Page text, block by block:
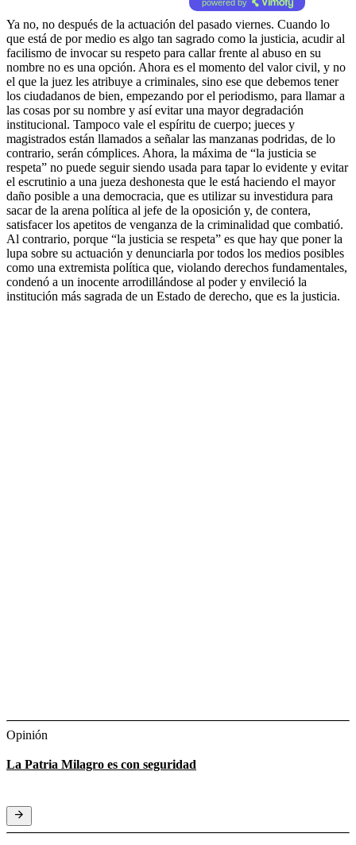
powered by
Ya no, no después de la actuación del pasado viernes. Cuando lo
que está de por medio es algo tan sagrado como la justicia, acudir al
facilismo de invocar su respeto para callar frente al abuso en su
nombre no es una opción. Ahora es el momento del valor civil, y no
el que la juez les atribuye a criminales, sino ese que debemos tener
los ciudadanos de bien, empezando por el periodismo, para llamar a
las cosas por su nombre y así evitar una mayor degradación
institucional. Tampoco vale el espíritu de cuerpo; jueces y
magistrados están llamados a señalar las manzanas podridas, de lo
contrario, serán cómplices. Ahora, la máxima de “la justicia se
respeta” no puede seguir siendo usada para tapar lo evidente y evitar
el escrutinio a una jueza deshonesta que le está haciendo el mayor
daño posible a una democracia, que es utilizar su investidura para
sacar de la arena política al jefe de la oposición y, de contera,
satisfacer los apetitos de venganza de la criminalidad que combatió.
Al contrario, porque “la justicia se respeta” es que hay que poner la
lupa sobre su actuación y denunciarla por todos los medios posibles
como una extremista política que, violando derechos fundamentales,
condenó a un inocente arrodillándose al poder y envileció la
institución más sagrada de un Estado de derecho, que es la justicia.
Opinión
La Patria Milagro es con seguridad